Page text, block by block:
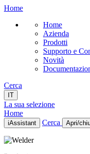
Home
Home
Azienda
Prodotti
Supporto e
Novità
Cerca
IT
La sua selezione
Home
iAssistant Cerca Apri/
Home